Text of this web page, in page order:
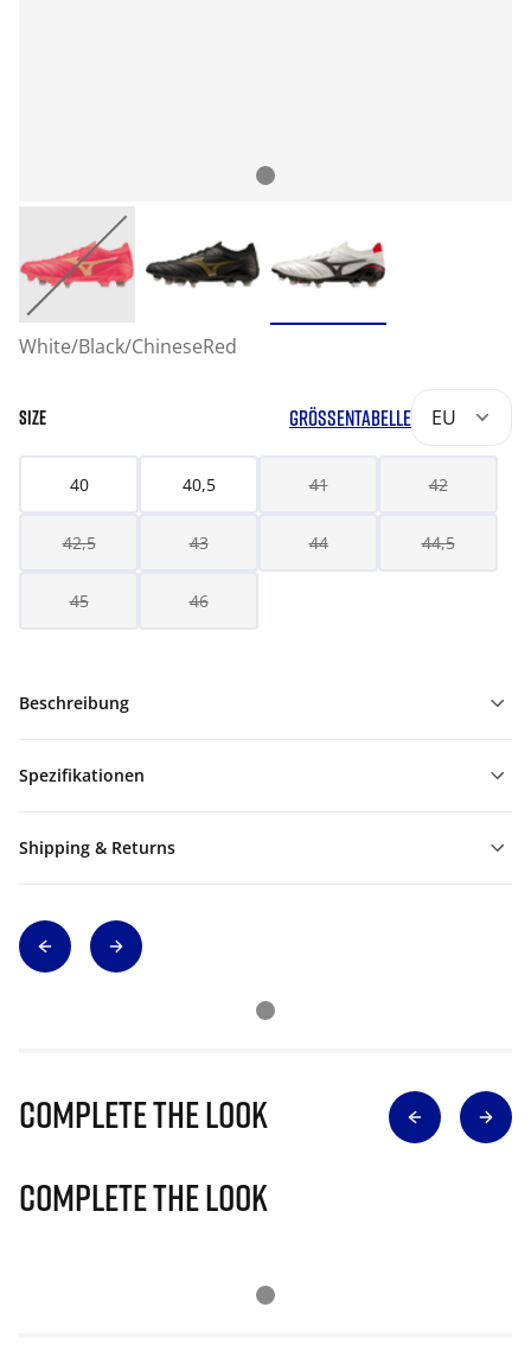
White/Black/ChineseRed
SIZE GRÖSSENTABELLE EU
40 40,5 41 42
42,5 43 44 44,5
45 46
Beschreibung
Spezifikationen
Shipping & Returns
Complete The Look
Complete The Look